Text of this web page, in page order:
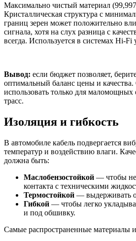
Максимально чистый материал
Кристаллическая структура с
границ зерен может положительно
сигнала, хотя на слух разница с
всегда. Используется в системах Hi-Fi
Вывод: если бюджет позволяет,
оптимальный баланс цены и
использовать только для маломощных
трасс.
Изоляция и гибкость
В автомобиле кабель подвергается
температур и воздействию влаги.
должна быть:
Маслобензостойкой — чтобы не
контакта с техническими
Термостойкой — выдерживать
Гибкой — чтобы легко
и под обшивку.
Самые распространенные материалы